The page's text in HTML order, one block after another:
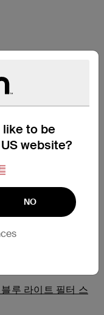
like to be
website?
NO
루 라이트 필터 스